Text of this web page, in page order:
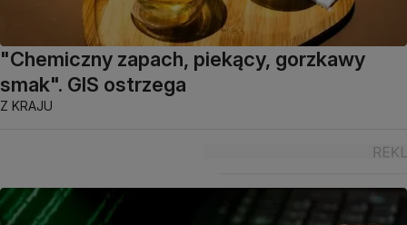
"Chemiczny zapach, piekący, gorzkawy
smak". GIS ostrzega
Z KRAJU